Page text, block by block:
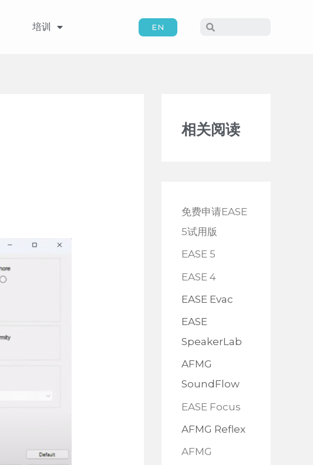
培训 EN
相关阅读
免费申请EASE
5试用版
EASE 5
EASE 4
EASE Evac
EASE
SpeakerLab
AFMG
SoundFlow
EASE Focus
AFMG Reflex
AFMG